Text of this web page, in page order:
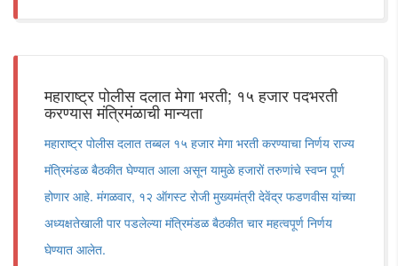
महाराष्ट्र पोलीस दलात मेगा भरती; १५ हजार पदभरती
करण्यास मंत्रिमंळाची मान्यता
महाराष्ट्र पोलीस दलात तब्बल १५ हजार मेगा भरती करण्याचा निर्णय राज्य
मंत्रिमंडळ बैठकीत घेण्यात आला असून यामुळे हजारों तरुणांचे स्वप्न पूर्ण
होणार आहे. मंगळवार, १२ ऑगस्ट रोजी मुख्यमंत्री देवेंद्र फडणवीस यांच्या
अध्यक्षतेखाली पार पडलेल्या मंत्रिमंडळ बैठकीत चार महत्वपूर्ण निर्णय
घेण्यात आलेत.